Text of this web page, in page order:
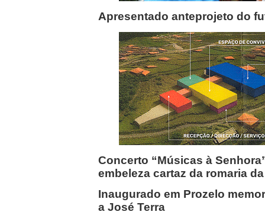
Apresentado anteprojeto do
Concerto “Músicas à
embeleza cartaz da romaria
Inaugurado em Prozelo
a José Terra